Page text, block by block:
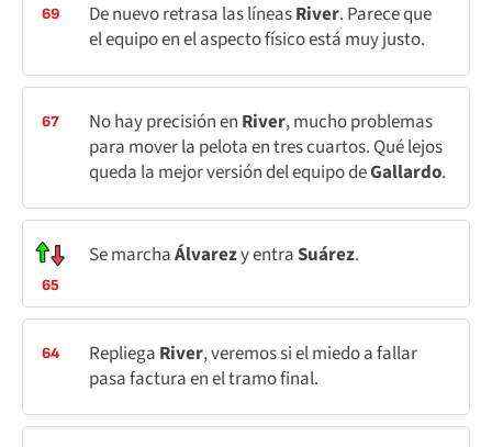
69 De nuevo retrasa las líneasRiver. Parece que
el equipo en el aspecto físico está muy justo.
67 No hay precisión en River, mucho problemas
para mover la pelota en tres cuartos. Qué lejos
queda la mejor versión del equipo deGallardo.
65
Se marchaÁlvarezy entraSuárez.
64 Repliega River, veremos si el miedo a fallar
pasa factura en el tramo final.